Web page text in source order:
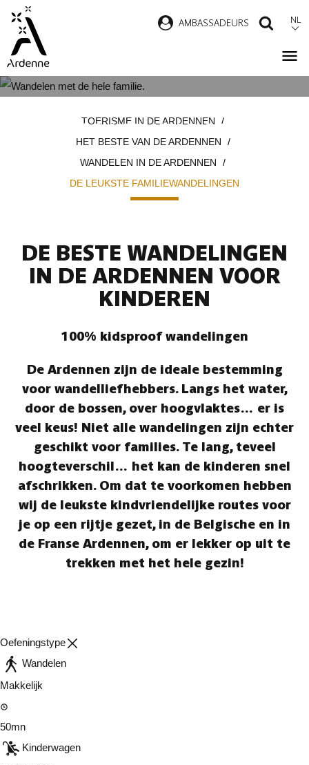
Overslaan
naar
inhoud
AMBASSADEURS NL
VOOR HET HELE GEZIN
TOERISME IN DE ARDENNEN
HET BESTE VAN DE ARDENNEN
WANDELEN IN DE ARDENNEN
DE LEUKSTE FAMILIEWANDELINGEN
DE BESTE WANDELINGEN
IN DE ARDENNEN VOOR
KINDEREN
100% kidsproof wandelingen
De Ardennen zijn de ideale bestemming
voor wandelliefhebbers. Langs het water,
door de bossen, over hoogvlaktes… er is
veel keus! Niet alle wandelingen zijn echter
geschikt voor families. Te lang, teveel
hoogteverschil… het kan de kinderen snel
afschrikken. Om dat te voorkomen hebben
wij de leukste kindvriendelijke routes voor
je op een rijtje gezet, in de Belgische en in
de Franse Ardennen, om er lekker op uit te
trekken met het hele gezin!
Oefeningstype
Wandelen
Makkelijk
50mn
Kinderwagen